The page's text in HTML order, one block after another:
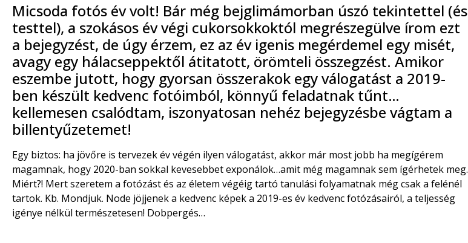
Micsoda fotós év volt! Bár még bejglimámorban úszó tekintettel (és
testtel), a szokásos év végi cukorsokkoktól megrészegülve írom ezt
a bejegyzést, de úgy érzem, ez az év igenis megérdemel egy misét,
avagy egy hálacseppektől átitatott, örömteli összegzést. Amikor
eszembe jutott, hogy gyorsan összerakok egy válogatást a 2019-
ben készült kedvenc fotóimból, könnyű feladatnak tűnt…
kellemesen csalódtam, iszonyatosan nehéz bejegyzésbe vágtam a
billentyűzetemet!
Egy biztos: ha jövőre is tervezek év végén ilyen válogatást, akkor már most jobb ha megígérem
magamnak, hogy 2020-ban sokkal kevesebbet exponálok…amit még magamnak sem ígérhetek meg.
Miért?! Mert szeretem a fotózást és az életem végéig tartó tanulási folyamatnak még csak a felénél
tartok. Kb. Mondjuk. Node jöjjenek a kedvenc képek a 2019-es év kedvenc fotózásairól, a teljesség
igénye nélkül természetesen! Dobpergés…